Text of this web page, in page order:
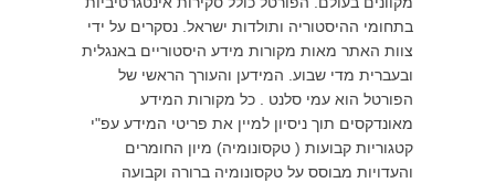
בתחומי ההיסטוריה ותולדות ישראל. נסקרים על ידי
צוות האתר מאות מקורות מידע היסטוריים באנגלית
ובעברית מדי שבוע. המידען והעורך הראשי של
הפורטל הוא עמי סלנט . כל מקורות המידע
מאונדקסים תוך ניסיון למיין את פריטי המידע עפ"י
קטגוריות קבועות ( טקסונומיה) מיון החומרים
והעדויות מבוסס על טקסונומיה ברורה וקבועה